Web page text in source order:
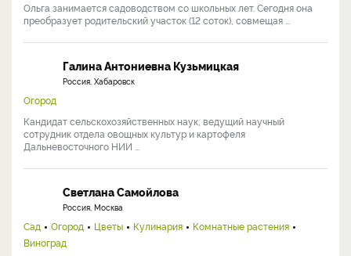
Ольга занимается садоводством со школьных лет. Сегодня она
преобразует родительский участок (12 соток), совмещая ...
Галина Антониевна Кузьмицкая
Россия, Хабаровск
Огород
Кандидат сельскохозяйственных наук, ведущий научный
сотрудник отдела овощных культур и картофеля
Дальневосточного НИИ ...
Светлана Самойлова
Россия, Москва
Сад Огород Цветы Кулинария
Комнатные растения
Виноград